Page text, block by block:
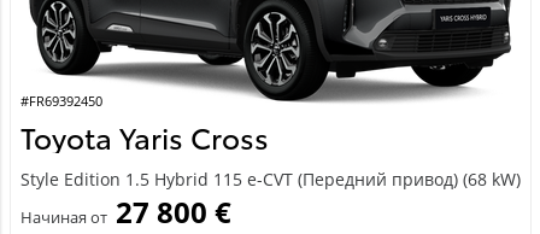
#FR69392450
Toyota Yaris Cross
Style Edition 1.5 Hybrid 115 e-CVT (Передний привод) (68 kW)
Начиная от 27 800 €